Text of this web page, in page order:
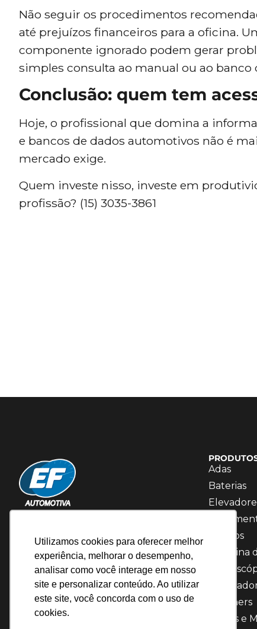
Utilizamos cookies para oferecer melhor
experiência, melhorar o desempenho,
analisar como você interage em nosso
site e personalizar conteúdo. Ao utilizar
este site, você concorda com o uso de
cookies.
Não seguir os procedimentos
até prejuízos financeiros para a oficina.
componente ignorado podem gerar
simples consulta ao manual ou ao banco
Conclusão: quem tem
Hoje, o profissional que domina a
e bancos de dados automotivos não é
mercado exige.
Quem investe nisso, investe em
profissão? (15) 3035-3861
Adas
Baterias
Fluídos
Máquina
Scanners
Testes e